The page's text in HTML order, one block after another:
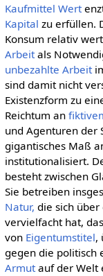
Kaufmittel Wert
Kapital zu erfüllen.
Konsum relativ
Arbeitals
unbezahlte Arbeit
sind damit nicht
Existenzform zu
Reichtum an
und Agenturen der
gigantisches Maß
institutionalisiert.
besteht zwischen
Sie betreiben
Natur, die sich
vervielfacht hat,
von Eigentumstitel,
gegen die politisch
Armutauf der Welt